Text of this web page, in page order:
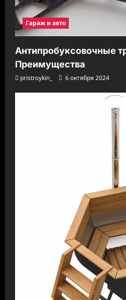
Гараж и авто
Антипробуксовочные
Преимущества
pristroykin_ 6 октября 2024